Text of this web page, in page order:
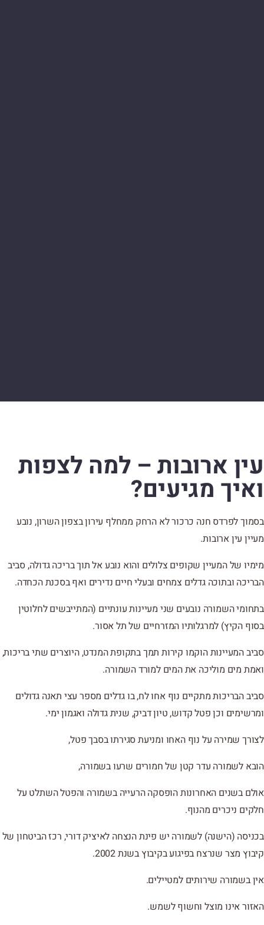
עין ארובות – למה לצפות
ואיך מגיעים?
בסמוך לפרדס חנה כרכור לא הרחק ממחלף עירון בצפון השרון, נובע
מעיין עין ארובות.
מימיו של המעיין שקופים צלולים והוא נובע אל תוך בריכה גדולה, סביב
הבריכה ובתוכה גדלים צמחים ובעלי חיים נדירים ואף בסכנת הכחדה.
בתחומי השמורה נובעים שני מעיינות עונתיים (המתייבשים לחלוטין
בסוף הקיץ) למרגלותיו המזרחיים של תל אסור.
סביב המעיינות הוקמו קירות תמך בתקופת המנדט, היוצרים שתי בריכות,
ואמת מים מוליכה את המים למורד השמורה.
סביב הבריכות מתקיים נוף אחו לח, בו גדלים מספר עצי תאנה גדולים
ומרשימים וכן פטל קדוש, טיון דביק, שנית גדולה ואגמון ימי.
לצורך שמירה על נוף האחו ומניעת סגירתו בסבך פטל,
הובא לשמורה עדר קטן של חמורים שרעו בשמורה,
אולם בשנים האחרונות הופסקה הרעייה בשמורה והפטל השתלט על
חלקים ניכרים מהנוף.
בכניסה (הישנה) לשמורה יש פינת הנצחה לאיציק דורי, רכז הביטחון של
קיבוץ מצר שנרצח בפיגוע בקיבוץ בשנת 2002.
אין בשמורה שירותים למטיילים.
האזור אינו מוצל וחשוף לשמש.